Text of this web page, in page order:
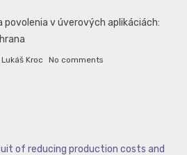
povolenia v úverových aplikáciách:
Lukáš Kroc No comments
of reducing production costs and